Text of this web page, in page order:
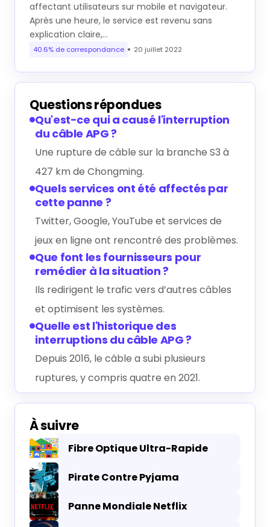
affectant utilisateurs sur mobile et navigateur.
Après une heure, le service est revenu sans
explication claire,…
40.6% de correspondance 20 juillet 2022
Questions répondues
Qu'est-ce qui a causé l'interruption
du câble APG ?
Une rupture de câble sur la branche S3 à
427 km de Chongming.
Quels services ont été affectés par
cette panne ?
Twitter, Google, YouTube et services de
jeux en ligne ont rencontré des problèmes.
Que font les fournisseurs pour
remédier à la situation ?
Ils redirigent le trafic vers d’autres câbles
et optimisent les systèmes.
Quelle est l'historique des
interruptions du câble APG ?
Depuis 2016, le câble a subi plusieurs
ruptures, y compris quatre en 2021.
À suivre
Fibre Optique Ultra-Rapide
Pirate Contre Pyjama
Panne Mondiale Netflix